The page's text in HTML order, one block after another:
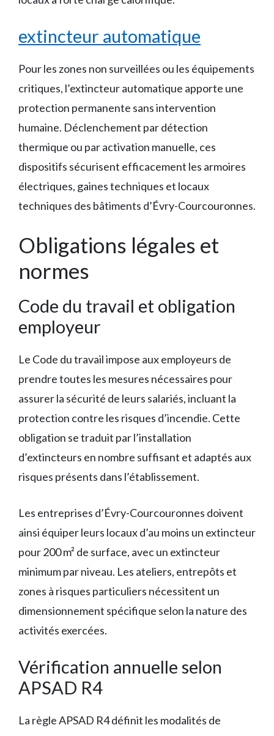
extincteur automatique
Pour les zones non surveillées ou les équipements
critiques, l’extincteur automatique apporte une
protection permanente sans intervention
humaine. Déclenchement par détection
thermique ou par activation manuelle, ces
dispositifs sécurisent efficacement les armoires
électriques, gaines techniques et locaux
techniques des bâtiments d’Évry-Courcouronnes.
Obligations légales et
normes
Code du travail et obligation
employeur
Le Code du travail impose aux employeurs de
prendre toutes les mesures nécessaires pour
assurer la sécurité de leurs salariés, incluant la
protection contre les risques d’incendie. Cette
obligation se traduit par l’installation
d’extincteurs en nombre suffisant et adaptés aux
risques présents dans l’établissement.
Les entreprises d’Évry-Courcouronnes doivent
ainsi équiper leurs locaux d’au moins un extincteur
pour 200 m² de surface, avec un extincteur
minimum par niveau. Les ateliers, entrepôts et
zones à risques particuliers nécessitent un
dimensionnement spécifique selon la nature des
activités exercées.
Vérification annuelle selon
APSAD R4
La règle APSAD R4 définit les modalités de